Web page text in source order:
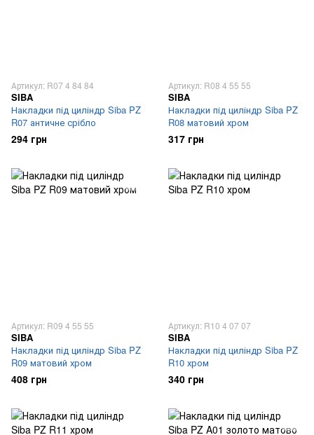
Артикул: R07 4 84 84
SIBA
Накладки під циліндр Siba PZ
R07 античне срібло
294 грн
Артикул: R08 4 55 55
SIBA
Накладки під циліндр Siba PZ
R08 матовий хром
317 грн
Артикул: R09 4 55 55
SIBA
Накладки під циліндр Siba PZ
R09 матовий хром
408 грн
Артикул: R10 4 07 07
SIBA
Накладки під циліндр Siba PZ
R10 хром
340 грн